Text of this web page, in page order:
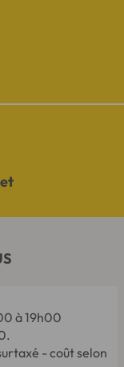
à 19h00
- coût selon